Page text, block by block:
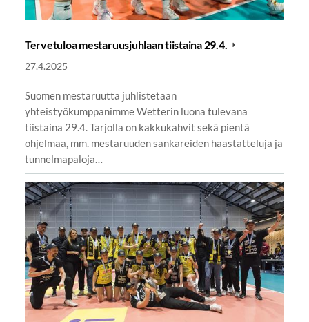
Tervetuloa mestaruusjuhlaan tiistaina 29.4.
27.4.2025
Suomen mestaruutta juhlistetaan
yhteistyökumppanimme Wetterin luona tulevana
tiistaina 29.4. Tarjolla on kakkukahvit sekä pientä
ohjelmaa, mm. mestaruuden sankareiden haastatteluja ja
tunnelmapaloja…